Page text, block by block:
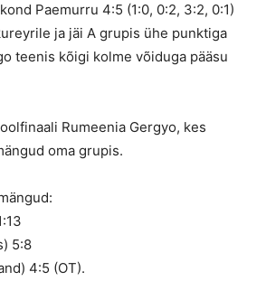
Paemurru 4:5 (1:0, 0:2, 3:2, 0:1)
ja jäi A grupis ühe punktiga
teenis kõigi kolme võiduga pääsu
Rumeenia Gergyo, kes
oma grupis.
5:8
4:5 (OT).